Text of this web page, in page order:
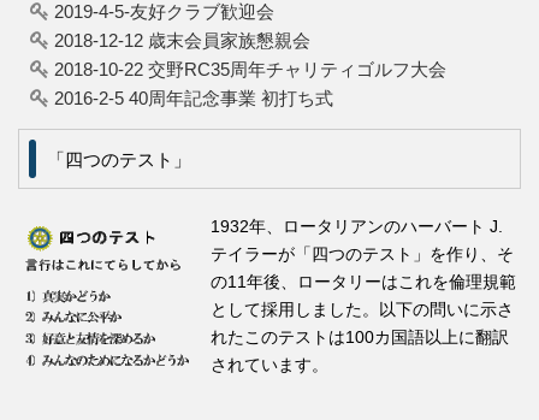
2019-4-5-友好クラブ歓迎会
2018-12-12 歳末会員家族懇親会
2018-10-22 交野RC35周年チャリティゴルフ大会
2016-2-5 40周年記念事業 初打ち式
「四つのテスト」
1932年、ロータリアンのハーバート J.
テイラーが「四つのテスト」を作り、そ
の11年後、ロータリーはこれを倫理規範
として採用しました。以下の問いに示さ
れたこのテストは100カ国語以上に翻訳
されています。